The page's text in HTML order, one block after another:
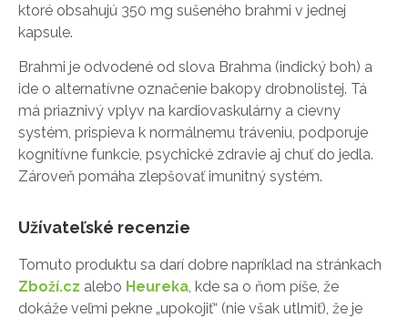
ktoré obsahujú 350 mg sušeného brahmi v jednej
kapsule.
Brahmi je odvodené od slova Brahma (indický boh) a
ide o alternatívne označenie bakopy drobnolistej. Tá
má priaznivý vplyv na kardiovaskulárny a cievny
systém, prispieva k normálnemu tráveniu, podporuje
kognitívne funkcie, psychické zdravie aj chuť do jedla.
Zároveň pomáha zlepšovať imunitný systém.
Užívateľské recenzie
Tomuto produktu sa darí dobre napríklad na stránkach
Zboží.cz alebo Heureka , kde sa o ňom píše, že
dokáže veľmi pekne „upokojiť“ (nie však utlmiť), že je